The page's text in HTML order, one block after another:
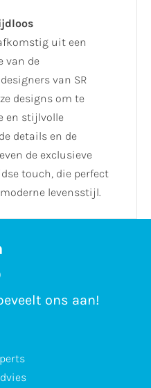
uit een
van de
van SR
designs om te
en stijlvolle
details en de
de exclusieve
touch, die perfect
levensstijl.
ons aan!